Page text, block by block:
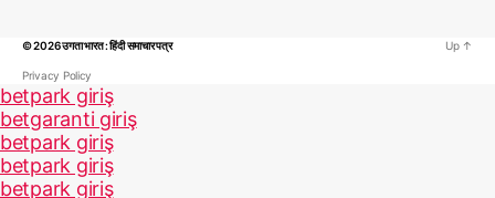
© 2026उगता भारत : हिंदी समाचार पत्र
Privacy Policy
Up ↑
betpark giriş
betgaranti giriş
betpark giriş
betpark giriş
betpark giriş